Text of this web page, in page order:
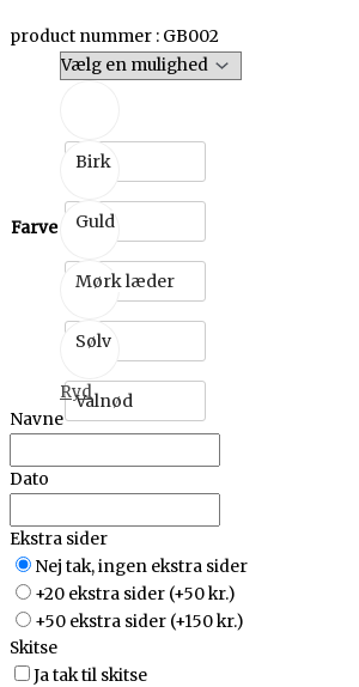
product nummer : GB002
Farve
Birk
Guld
Mørk læder
Sølv
Valnød
Ryd
Navne
Dato
Ekstra sider
Nej tak, ingen ekstra sider
+20 ekstra sider (+50 kr.)
+50 ekstra sider (+150 kr.)
Skitse
Ja tak til skitse